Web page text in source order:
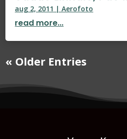
aug 2, 2011 |Aerofoto
read more...
« Older Entries